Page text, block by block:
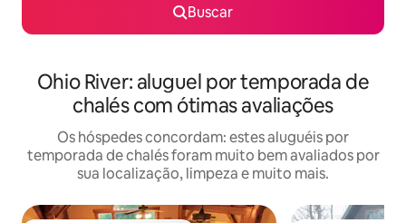
Buscar
Ohio River: aluguel por temporada de
chalés com ótimas avaliações
Os hóspedes concordam: estes aluguéis por
temporada de chalés foram muito bem avaliados por
sua localização, limpeza e muito mais.